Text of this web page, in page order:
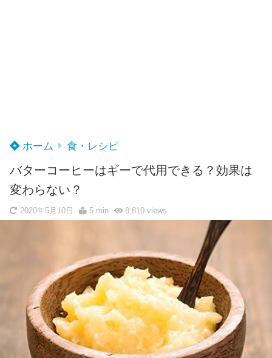
ホーム 食・レシピ
バターコーヒーはギーで代用できる？効果は
変わらない？
2020年5月10日 5 min 8,810views